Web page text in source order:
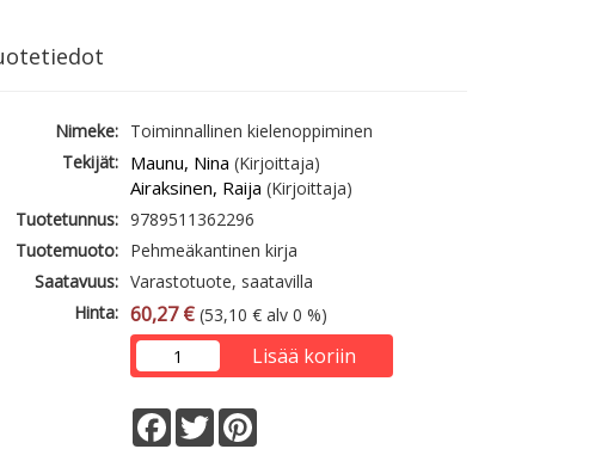
Nimeke: Toiminnallinen kielenoppiminen
Tekijät: Maunu, Nina (Kirjoittaja)
Airaksinen, Raija (Kirjoittaja)
Tuotetunnus: 9789511362296
Tuotemuoto: Pehmeäkantinen kirja
Saatavuus: Varastotuote, saatavilla
Hinta: 60,27 € (53,10 € alv 0 %)
Lisää koriin
Facebook
Twitter